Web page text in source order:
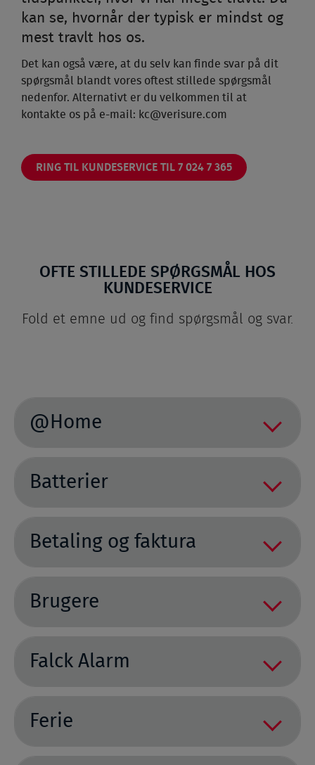
kan se, hvornår der typisk er mindst og
mest travlt hos os.
Det kan også være, at du selv kan finde svar på dit
spørgsmål blandt vores oftest stillede spørgsmål
nedenfor. Alternativt er du velkommen til at
kontakte os på e-mail: kc@verisure.com
RING TIL KUNDESERVICE TIL 7 024 7 365
OFTE STILLEDE SPØRGSMÅL HOS
KUNDESERVICE
Fold et emne ud og find spørgsmål og svar.
@Home
Batterier
Betaling og faktura
Brugere
Falck Alarm
Ferie